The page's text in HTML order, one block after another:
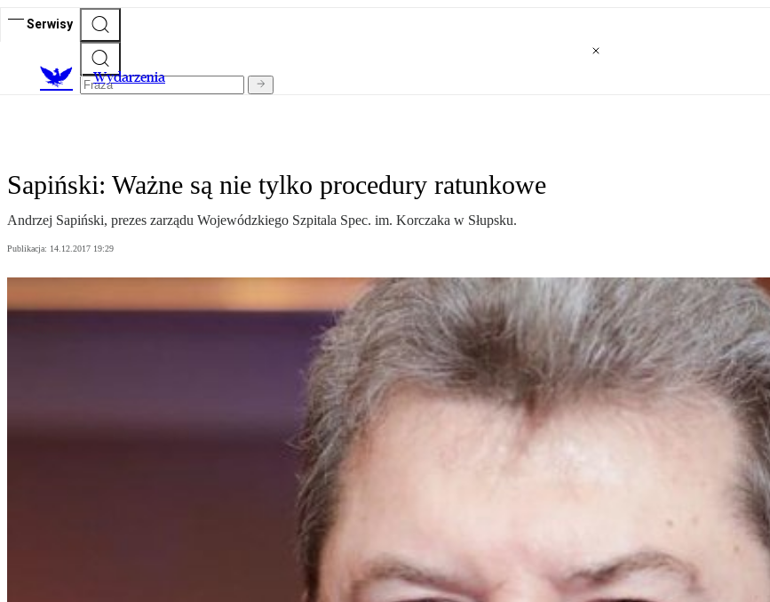
Serwisy
Wydarzenia
Sapiński: Ważne są nie tylko procedury ratunkowe
Andrzej Sapiński, prezes zarządu Wojewódzkiego Szpitala Spec. im. Korczaka w Słupsku.
Publikacja: 14.12.2017 19:29